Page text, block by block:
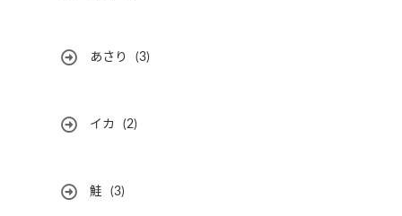
あさり (3)
イカ (2)
鮭 (3)